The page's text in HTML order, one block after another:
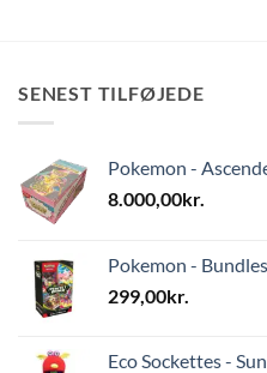
SENEST TILFØJEDE
Pokemon -
8.000,00kr.
Pokemon -
299,00kr.
Eco Sockettes -